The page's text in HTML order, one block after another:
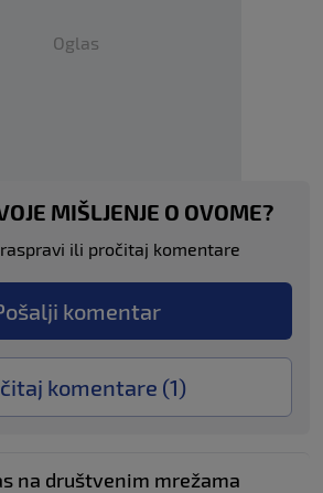
Oglas
MIŠLJENJE O OVOME?
ili pročitaj komentare
komentar
komentare (1)
na društvenim mrežama